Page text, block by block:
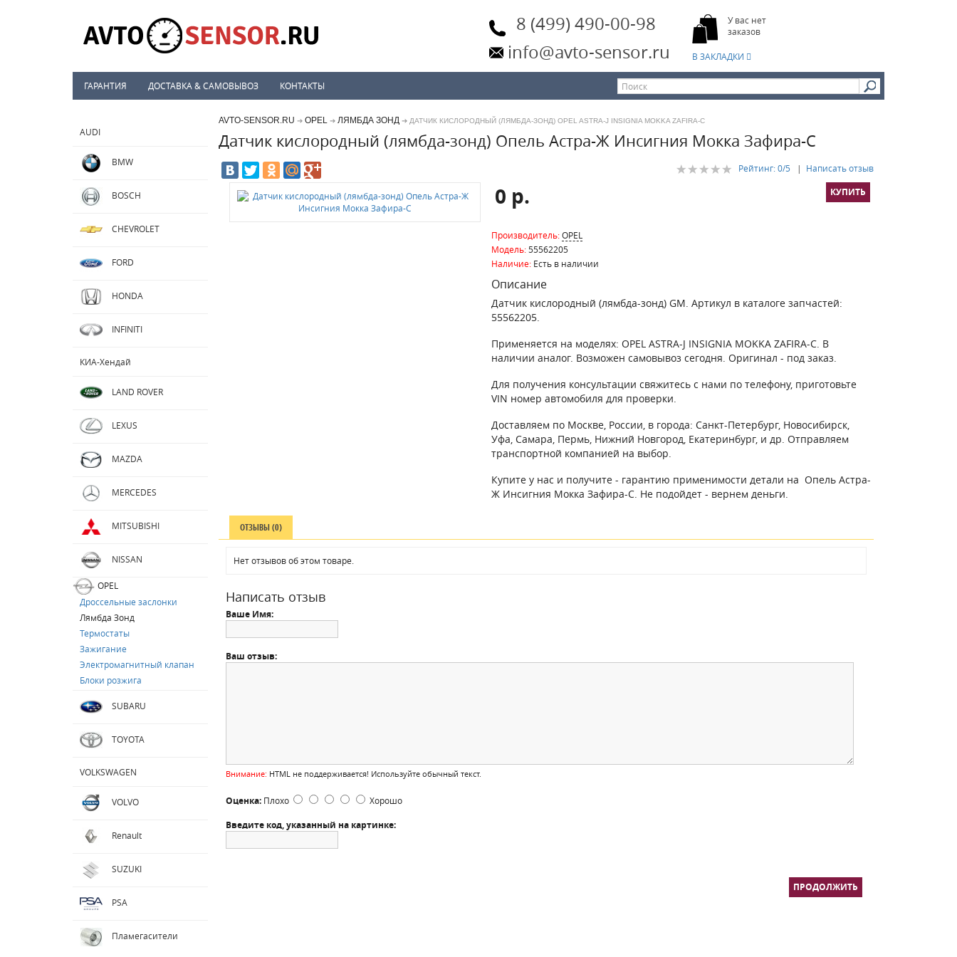
8 (499) 490-00-98
info@avto-sensor.ru
У вас нет
заказов
В ЗАКЛАДКИ
ГАРАНТИЯ ДОСТАВКА & САМОВЫВОЗ КОНТАКТЫ
AUDI
BMW
BOSCH
CHEVROLET
FORD
HONDA
INFINITI
КИА-Хендай
LAND ROVER
LEXUS
MAZDA
MERCEDES
MITSUBISHI
NISSAN
OPEL
Дроссельные заслонки
Лямбда Зонд
Термостаты
Зажигание
Электромагнитный клапан
Блоки розжига
SUBARU
TOYOTA
VOLKSWAGEN
VOLVO
Renault
SUZUKI
PSA
Пламегасители
AVTO-SENSOR.RU ➔ OPEL ➔ ЛЯМБДА ЗОНД ➔ ДАТЧИК КИСЛОРОДНЫЙ (ЛЯМБДА-ЗОНД) OPEL ASTRA-J INSIGNIA MOKKA ZAFIRA-C
Датчик кислородный (лямбда-зонд) Опель Астра-Ж Инсигния Мокка Зафира-С
Рейтинг:0/5 | Написать отзыв
0 р.
Производитель: OPEL
Модель: 55562205
Наличие: Есть в наличии
Описание
Датчик кислородный (лямбда-зонд) GM. Артикул в каталоге запчастей:
55562205.
Применяется на моделях: OPEL ASTRA-J INSIGNIA MOKKA ZAFIRA-C. В
наличии аналог. Возможен самовывоз сегодня. Оригинал - под заказ.
Для получения консультации свяжитесь с нами по телефону, приготовьте
VIN номер автомобиля для проверки.
Доставляем по Москве, России, в города: Санкт-Петербург, Новосибирск,
Уфа, Самара, Пермь, Нижний Новгород, Екатеринбург, и др. Отправляем
транспортной компанией на выбор.
Купите у нас и получите - гарантию применимости детали на Опель Астра-
Ж Инсигния Мокка Зафира-С. Не подойдет - вернем деньги.
ОТЗЫВЫ (0)
Нет отзывов об этом товаре.
Написать отзыв
Ваше Имя:
Ваш отзыв:
Внимание: HTML не поддерживается! Используйте обычный текст.
Оценка: Плохо Хорошо
Введите код, указанный на картинке:
ПРОДОЛЖИТЬ